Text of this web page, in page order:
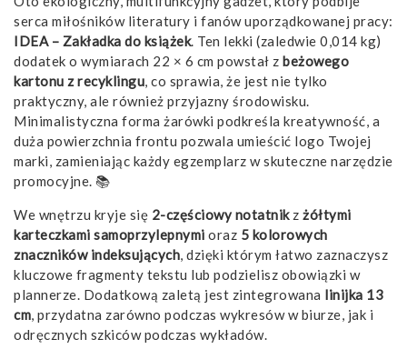
serca miłośników literatury i fanów uporządkowanej pracy:
IDEA – Zakładka do książek. Ten lekki (zaledwie 0,014 kg)
dodatek o wymiarach 22 × 6 cm powstał z beżowego
kartonu z recyklingu, co sprawia, że jest nie tylko
praktyczny, ale również przyjazny środowisku.
Minimalistyczna forma żarówki podkreśla kreatywność, a
duża powierzchnia frontu pozwala umieścić logo Twojej
marki, zamieniając każdy egzemplarz w skuteczne narzędzie
promocyjne. 📚
We wnętrzu kryje się 2-częściowy notatnikz żółtymi
karteczkami samoprzylepnymi oraz 5 kolorowych
znaczników indeksujących, dzięki którym łatwo zaznaczysz
kluczowe fragmenty tekstu lub podzielisz obowiązki w
plannerze. Dodatkową zaletą jest zintegrowana linijka 13
cm, przydatna zarówno podczas wykresów w biurze, jak i
odręcznych szkiców podczas wykładów.